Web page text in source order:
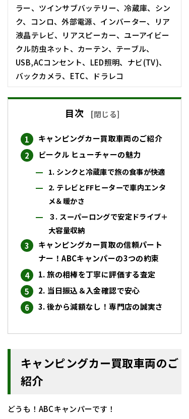
ラー、ツインサブバッテリー、冷蔵庫、シン
ク、コンロ、外部電源、インバーター、リア
液晶テレビ、リアスピーカー、ユーアイビー
クル防虫ネット、カーテン、テーブル、
USB,ACコンセント、LED照明、ナビ(TV)、
バックカメラ、ETC、ドラレコ
目次 [閉じる]
キャンピングカー買取車両のご紹介
ビークル ヒューチャーの魅力
1. シンクと冷蔵庫で旅の食事が快適
2. テレビとFFヒーターで車内エンタ
メ＆暖かさ
３. スーパーロングで安定ドライブ＋
大容量収納
キャンピングカー買取の信頼パート
ナー！ABCキャンパーの3つの約束
1. 旅の相棒を丁寧に評価する査定
2. 当日振込＆入金確認で安心
3. 後から減額なし！専門店の誠実さ
キャンピングカー買取車両のご
紹介
どうも！ABCキャンパーです！